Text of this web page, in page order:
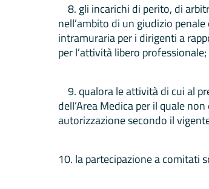
8. gli incarichi di perito, di
nell’ambito di un giudizio
intramuraria per i dirigenti a
per l’attività libero professionale;
9. qualora le attività di cui al
dell’Area Medica per il quale
autorizzazione secondo il
10. la partecipazione a comitati